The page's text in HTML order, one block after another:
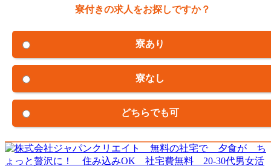
寮付きの求人をお探しですか？
寮あり
寮なし
どちらでも可